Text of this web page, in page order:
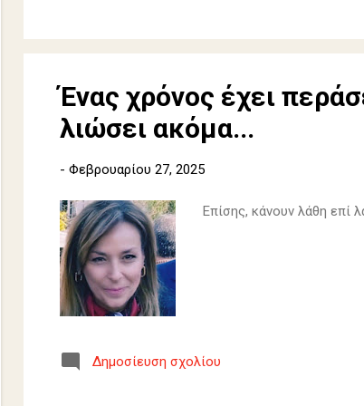
Ένας χρόνος έχει
λιώσει ακόμα...
- Φεβρουαρίου 27, 2025
Επίσης, κάνουν λάθη επί
Δημοσίευση σχολίου